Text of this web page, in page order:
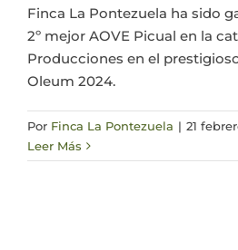
Finca La Pontezuela ha sido
2º mejor AOVE Picual en la
Producciones en el
Oleum 2024.
Por Finca La Pontezuela | 21
Leer Más